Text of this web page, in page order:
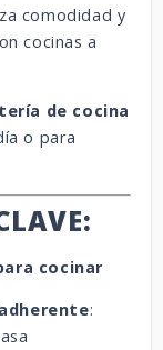
comodidad y
cocinas a
de cocina
o para
cocinar
: